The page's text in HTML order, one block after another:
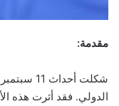
مقدمة:
الدولي. فقد أثرت هذه